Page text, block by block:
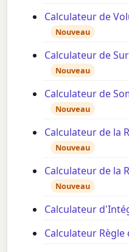
Calculateur de
Nouveau
Calculateur de
Nouveau
Calculateur de
Nouveau
Calculateur de la
Nouveau
Calculateur de la
Nouveau
Calculateur
Calculateur